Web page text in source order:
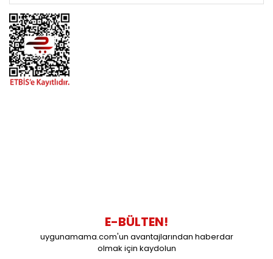
E-BÜLTEN!
uygunamama.com'un avantajlarından haberdar
olmak için kaydolun